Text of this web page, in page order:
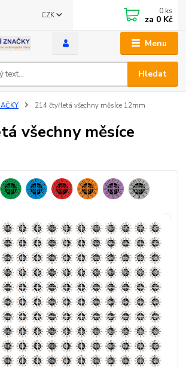
Menu
CZK
Hledat
0 ks
za 0 Kč
214 čtyřletá všechny měsíce 12mm
všechny měsíce